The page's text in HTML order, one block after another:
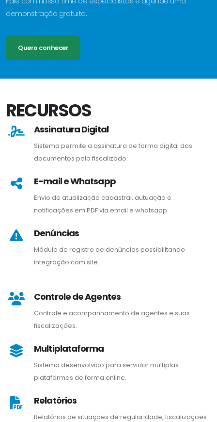
demonstração gratuita.
Quero conhecer
RECURSOS
Assinatura Digital
Sistema permite a assinatura de forma digital dos
documentos pelo fiscalizado.
E-mail e Whatsapp
Envio de atualização cadastral, autuação e
notificações em PDF via email e whatsapp.
Denúncias
Módulo de registro de denúncias possibilitando
integração com site.
Controle de Agentes
Controle e acompanhamento de agentes e suas
fiscalizações.
Multiplataforma
Sistema desenvolvido para servidor multiplas
plataformas de forma online.
Relatórios
Relatórios de situações de regularidade, fiscalizações